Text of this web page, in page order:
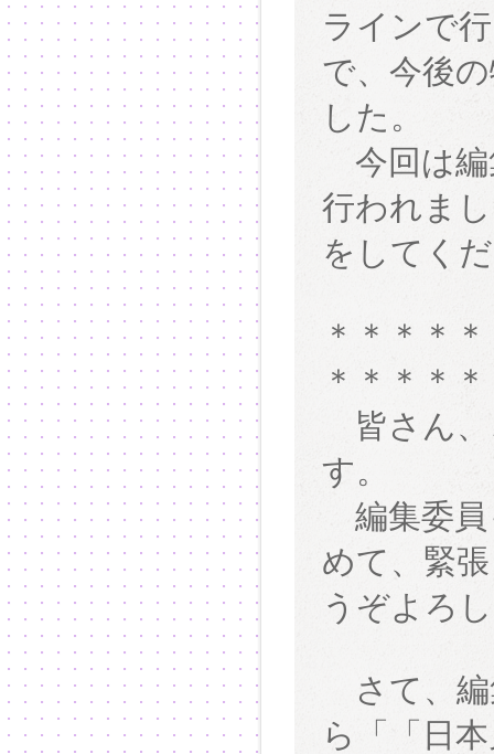
ラインで
で、今後
した。
今回は編
行われま
をしてく
＊＊＊＊
＊＊＊＊
皆さん、
す。
編集委員
めて、緊
うぞよろ
さて、編
ら「「日